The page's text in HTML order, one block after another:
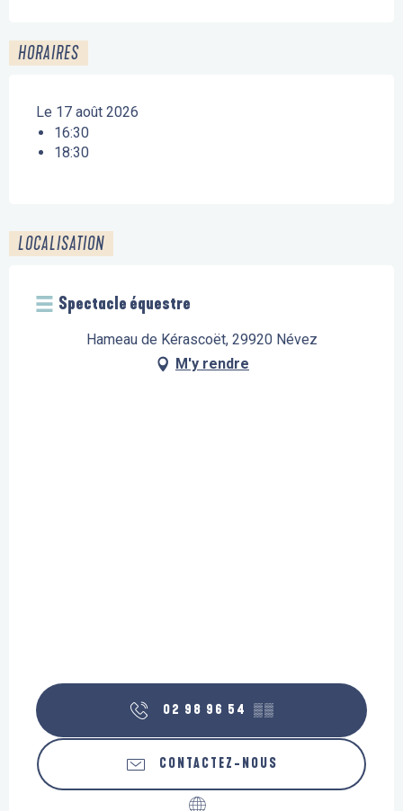
HORAIRES
Le 17 août 2026
16:30
18:30
LOCALISATION
Spectacle équestre
Hameau de Kérascoët, 29920 Névez
M'y rendre
02 98 96 54 ▒▒
CONTACTEZ-NOUS